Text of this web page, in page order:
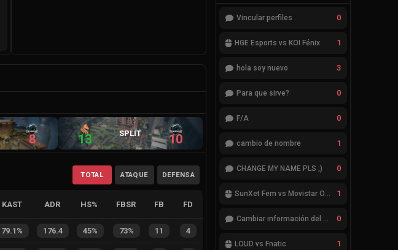
8 13 SPLIT 10
TOTAL ATAQUE DEFENSA
KAST ADR HS% FBSR FB FD
79.1% 176.4 45% 73% 11 4
Vincular perfiles 0
HGE Esports vs KOI Fénix 1
hola soy nuevo 3
Para que sirve? 0
F/A 0
cambio de nombre 1
CHANGE MY NAME PLS ;) 0
SunXet Fem vs Movistar Optix Fem 1
Cambiar información del Team 0
LOUD vs Fnatic 1